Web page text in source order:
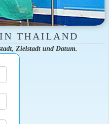
THAILAND
Zielstadt und Datum.